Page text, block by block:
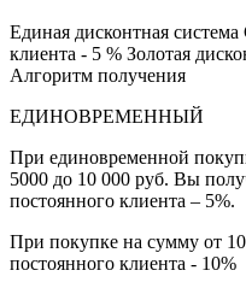
Единая дисконтная система
клиента - 5 % Золотая
Алгоритм получения
ЕДИНОВРЕМЕННЫЙ
При единовременной
5000 до 10 000 руб. Вы
постоянного клиента – 5%.
При покупке на сумму от
постоянного клиента - 10%